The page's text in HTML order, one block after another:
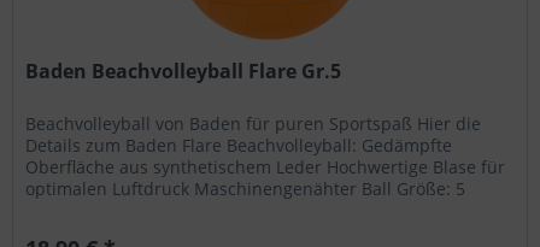
Baden Beachvolleyball Flare Gr.5
Beachvolleyball von Baden für puren Sportspaß Hier die
Details zum Baden Flare Beachvolleyball: Gedämpfte
Oberfläche aus synthetischem Leder Hochwertige Blase für
optimalen Luftdruck Maschinengenähter Ball Größe: 5